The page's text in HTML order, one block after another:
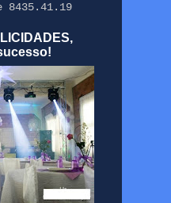
8435.41.19